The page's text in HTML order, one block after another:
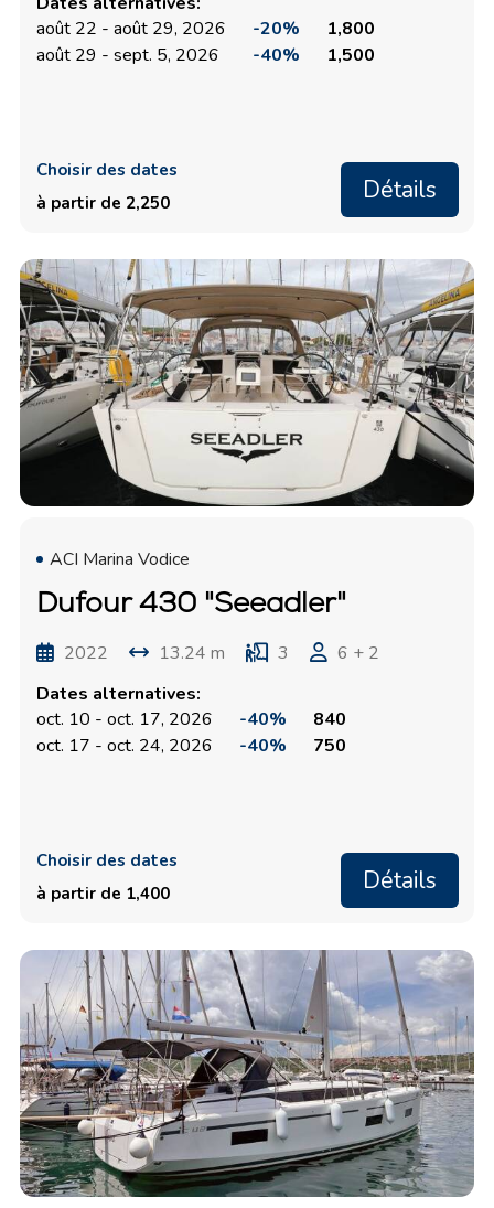
août 22 - août 29, 2026
-20%
1,800
août 29 - sept. 5, 2026
-40% 1,500
Choisir des dates
à partir de 2,250
Détails
ACI Marina Vodice
Dufour 430 "Seeadler"
2022 13.24 m 3
6 + 2
Dates alternatives:
oct. 10 - oct. 17, 2026
-40%
840
oct. 17 - oct. 24, 2026
-40% 750
Choisir des dates
à partir de 1,400
Détails